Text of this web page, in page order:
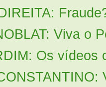
Viva o
Os vídeos